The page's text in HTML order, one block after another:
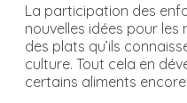
La participation des
nouvelles idées pour les
des plats qu’ils
culture. Tout cela en
certains aliments